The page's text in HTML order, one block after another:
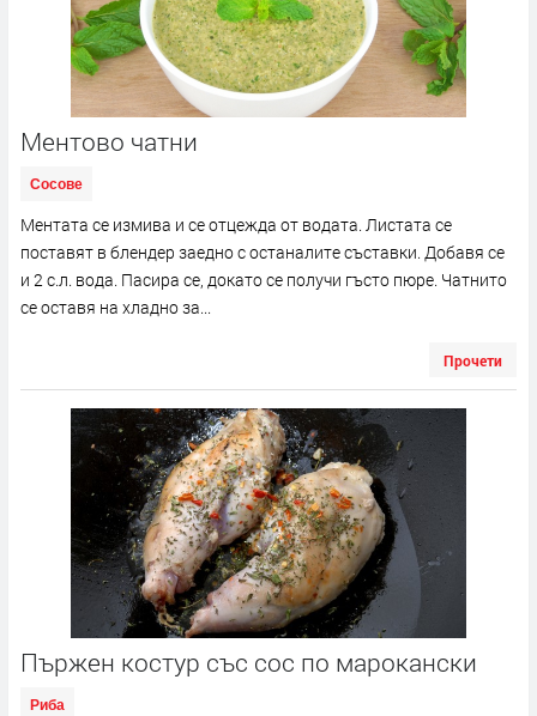
Ментово чатни
Сосове
Ментата се измива и се отцежда от водата. Листата се
поставят в блендер заедно с останалите съставки. Добавя се
и 2 с.л. вода. Пасира се, докато се получи гъсто пюре. Чатнито
се оставя на хладно за...
Прочети
Пържен костур със сос по марокански
Риба